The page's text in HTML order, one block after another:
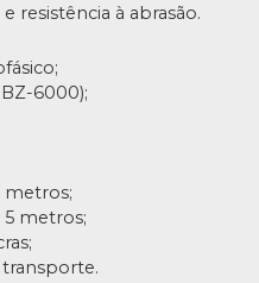
resistência à abrasão.
6000);
metros;
5 metros;